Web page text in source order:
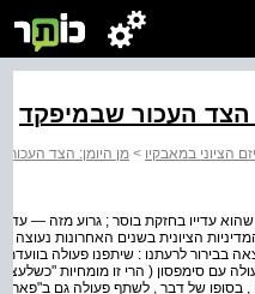
הצד העכור שבמיפקד
הציוני במאבקיו > מן היומן: הצד העכור
שהוא עדייו בחזקת בוסר ; גרוע מזה —
הציונית בשנים האחרונות
בבירור לרעתנו : שיתפנו פעולה
עם סימפסון ( הרי זו מומחיות